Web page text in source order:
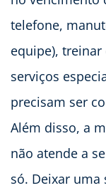
telefone,
equipe),
serviços
precisam ser
Além disso, a
não atende a
só. Deixar uma